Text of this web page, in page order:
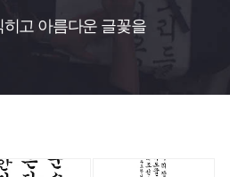
고 아름다운 글꽃을